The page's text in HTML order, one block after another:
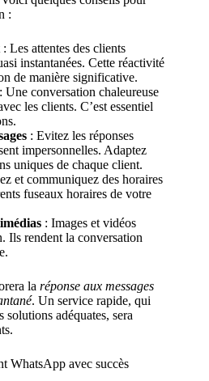
:
: Les attentes des clients
instantanées. Cette réactivité
de manière significative.
: Une conversation chaleureuse
les clients. C’est essentiel
: Evitez les réponses
impersonnelles. Adaptez
uniques de chaque client.
et communiquez des horaires
fuseaux horaires de votre
: Images et vidéos
Ils rendent la conversation
la réponse aux messages
. Un service rapide, qui
solutions adéquates, sera
WhatsApp avec succès